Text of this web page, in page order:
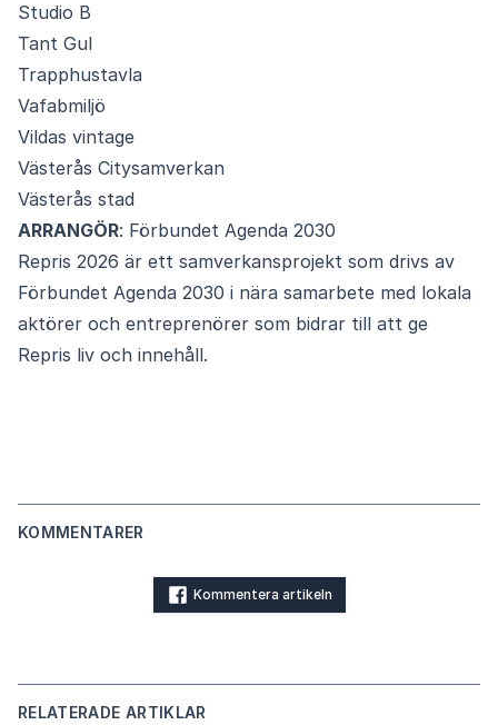
Studio B
Tant Gul
Trapphustavla
Vafabmiljö
Vildas vintage
Västerås Citysamverkan
Västerås stad
ARRANGÖR: Förbundet Agenda 2030
Repris 2026 är ett samverkansprojekt som drivs av
Förbundet Agenda 2030 i nära samarbete med lokala
aktörer och entreprenörer som bidrar till att ge
Repris liv och innehåll.
KOMMENTARER
Kommentera artikeln
RELATERADE ARTIKLAR